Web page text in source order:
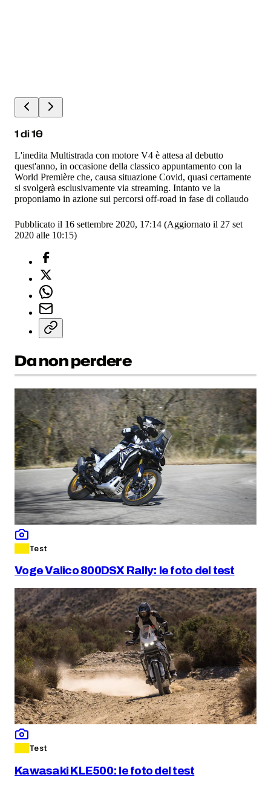
1di10
L'inedita Multistrada con motore V4 è attesa al debutto
quest'anno, in occasione della classico appuntamento con la
World Première che, causa situazione Covid, quasi certamente
si svolgerà esclusivamente via streaming. Intanto ve la
proponiamo in azione sui percorsi off-road in fase di collaudo
Pubblicato il 16 settembre 2020, 17:14 (Aggiornato il 27 set
2020 alle 10:15)
Da non perdere
Test
Voge Valico 800DSX Rally: le foto del test
Test
Kawasaki KLE500: le foto del test